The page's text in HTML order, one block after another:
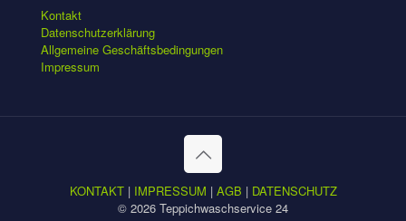
Kontakt
Datenschutzerklärung
Allgemeine Geschäftsbedingungen
Impressum
KONTAKT| IMPRESSUM | AGB | DATENSCHUTZ
© 2026 Teppichwaschservice 24